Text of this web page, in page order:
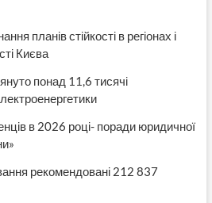
планів стійкості в регіонах і
Києва
понад 11,6 тисячі
в 2026 році- поради юридичної
рекомендовані 212 837